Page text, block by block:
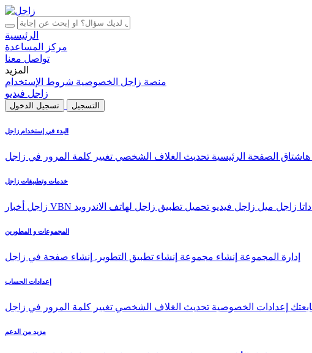
الرئيسية
مركز المساعدة
تواصل معنا
المزيد
منصة زاجل الخصوصية شروط الإستخدام
زاجل فيديو
تسجيل الدخول التسجيل
البدء في إستخدام زاجل
هاشتاق الصفحة الرئيسية تحديث الغلاف الشخصي تغيير كلمة المرور في زاجل
خدمات وتطبيقات زاجل
زاجل ميل زاجل فيديو تحميل تطبيق زاجل لهاتف الاندرويد
المجموعات و المطورين
إدارة المجموعة إنشاء مجموعة إنشاء تطبيق التطوير. إنشاء صفحة في زاجل
إعدادات الحساب
إعدادات الخصوصية تحديث الغلاف الشخصي تغيير كلمة المرور في زاجل
مزيد من الدعم